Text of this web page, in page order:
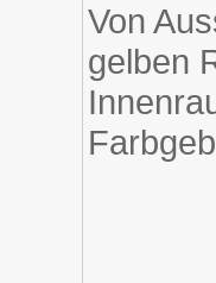
Von
gelben